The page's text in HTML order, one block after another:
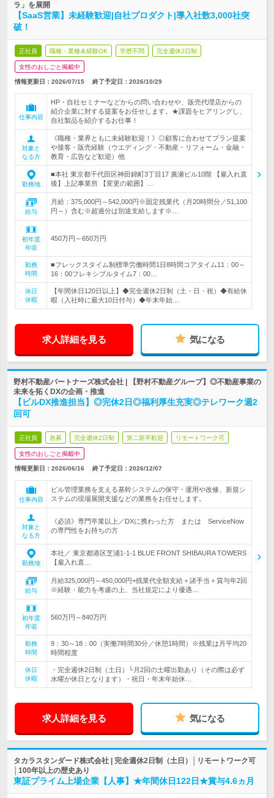
ラ」を展開
【SaaS営業】未経験歓迎|自社プロダクト|導入社数3,000社突
破！
正社員 職種・業種未経験OK 学歴不問 完全週休2日制
女性のおしごと掲載中
情報更新日：2026/07/15 終了予定日： 2026/10/29
仕事内容
HP・自社セミナーなどからの問い合わせや、販売代理店からの
紹介企業に対する提案をお任せします。★課題をヒアリングし、
自社製品を紹介するお仕事！
対象と
なる方
《職種・業界ともに未経験歓迎！》◎顧客に合わせてプラン提案
や接客・販売経験（ウエディング・不動産・リフォーム・金融・
教育・広告など歓迎）他
勤務地
■本社 東京都千代田区神田錦町3丁目17 廣瀬ビル10階 【雇入れ直
後】上記事業所 【変更の範囲】…
給与
月給：375,000円～542,000円※固定残業代（月20時間分／51,100
円～）含む※超過分は別途支給します※…
初年度
年収
450万円～650万円
勤務
時間
■フレックスタイム制標準労働時間1日8時間コアタイム11：00～
16：00フレキシブルタイム7：00…
休日
休暇
【年間休日120日以上】◆完全週休2日制（土・日・祝）◆有給休
暇（入社時に最大10日付与）◆年末年始…
求人詳細を見る 気になる
野村不動産パートナーズ株式会社 | 【野村不動産グループ】◎不動産事業の
未来を拓くDXの企画・推進
【ビルDX推進担当】◎完休2日◎福利厚生充実◎テレワーク週2
回可
正社員 急募 完全週休2日制 第二新卒歓迎 リモートワーク可
女性のおしごと掲載中
情報更新日：2026/06/16 終了予定日： 2026/12/07
仕事内容
ビル管理業務を支える基幹システムの保守・運用や改修、新規シ
ステムの現場展開支援などの業務をお任せします。
対象と
なる方
《必須》専門卒業以上／DXに携わった方 または ServiceNow
の専門性をお持ちの方
勤務地
本社／ 東京都港区芝浦1-1-1 BLUE FRONT SHIBAURA TOWERS
【雇入れ直…
給与
月給325,000円～450,000円+残業代全額支給＋諸手当＋賞与年2回
※経験・能力を考慮の上、当社規定により優遇…
初年度
年収
560万円～840万円
勤務
時間
9：30～18：00（実働7時間30分／休憩1時間）※残業は月平均20
時間程度
休日
休暇
・完全週休2日制（土日）└月2回の土曜出勤あり（その際は必ず
水曜が休日となります）・祝日・年末年始休…
求人詳細を見る 気になる
タカラスタンダード株式会社 | 完全週休2日制（土日）│リモートワーク可
│100年以上の歴史あり
東証プライム上場企業【人事】★年間休日122日★賞与4.6ヵ月